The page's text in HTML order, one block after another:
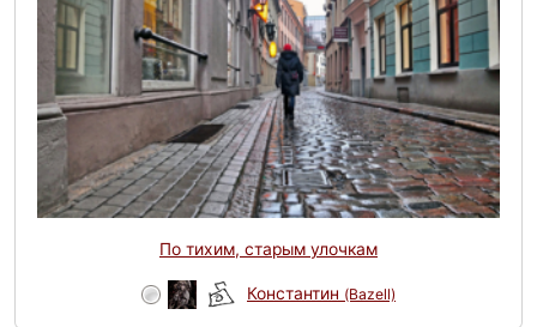
По тихим, старым улочкам
Конcтантин (Bazell)